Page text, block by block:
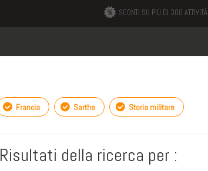
SCONTI SU PIÙ DI 300 ATTIVITÀ
Francia Sarthe Storia militare
Risultati della ricerca per :